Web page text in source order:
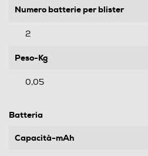
Numero batterie per blister
2
Peso-Kg
0,05
Batteria
Capacità-mAh